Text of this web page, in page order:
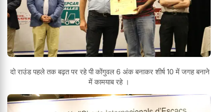
दो राउंड पहले तक बढ़त पर रहे पी कोंगुवल 6 अंक बनाकर शीर्ष 10 में जगह बनाने
में कामयाब रहे ।